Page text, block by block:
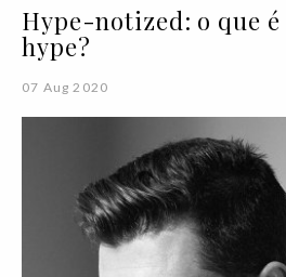
Hype-notized: o que
hype?
07 Aug 2020